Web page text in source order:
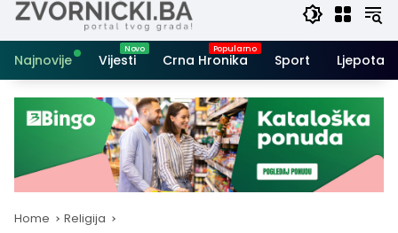
Najnovije Vijesti Crna Hronika Sport Ljepota i
Home Religija